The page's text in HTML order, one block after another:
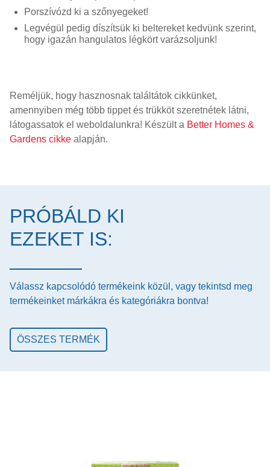
Porszívózd ki a szőnyegeket!
Legvégül pedig díszítsük ki beltereket kedvünk szerint,
hogy igazán hangulatos légkört varázsoljunk!
Reméljük, hogy hasznosnak találtátok cikkünket,
amennyiben még több tippet és trükköt szeretnétek látni,
látogassatok el weboldalunkra! Készült a Better Homes &
Gardens cikke alapján.
PRÓBÁLD KI
EZEKET IS:
Válassz kapcsolódó termékeink közül, vagy tekintsd meg
termékeinket márkákra és kategóriákra bontva!
ÖSSZES TERMÉK